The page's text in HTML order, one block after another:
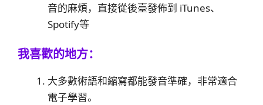
音的麻煩，直接從後臺發佈到 iTunes、
Spotify等
我喜歡的地方：
大多數術語和縮寫都能發音準確，非常適合
電子學習。